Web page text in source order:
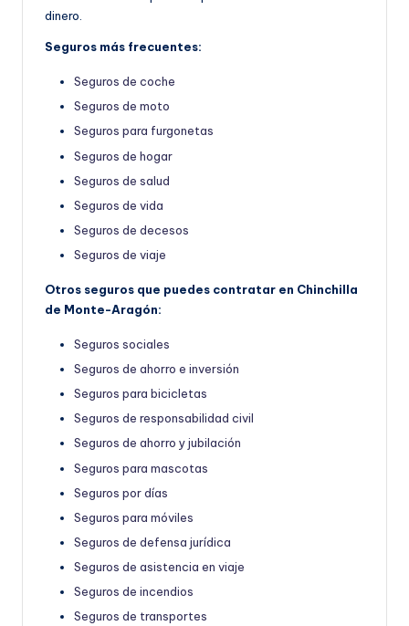
dinero.
Seguros más frecuentes:
Seguros de coche
Seguros de moto
Seguros para furgonetas
Seguros de hogar
Seguros de salud
Seguros de vida
Seguros de decesos
Seguros de viaje
Otros seguros que puedes contratar en Chinchilla
de Monte-Aragón:
Seguros sociales
Seguros de ahorro e inversión
Seguros para bicicletas
Seguros de responsabilidad civil
Seguros de ahorro y jubilación
Seguros para mascotas
Seguros por días
Seguros para móviles
Seguros de defensa jurídica
Seguros de asistencia en viaje
Seguros de incendios
Seguros de transportes